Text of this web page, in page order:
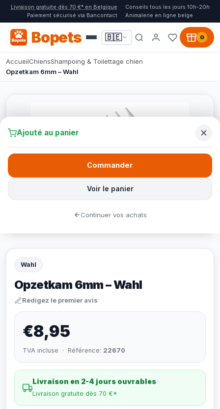
Livraison gratuite dès 70 €* en Belgique
Conseils tous les jours 10h-20h
Paiement sécurisé via Bancontact
Animalerie en ligne belge
Bopets 🇧🇪 0
AccueilChiensShampoing & Toilettage chien
Opzetkam 6mm – Wahl
Wahl
Opzetkam 6mm – Wahl
Rédigez le premier avis
€8,95
TVA incluse · Référence: 22670
Livraison en 2-4 jours ouvrables
Livraison gratuite dès 70 €*
Ajouté au panier
Voir le panier
Commander
Continuer vos achats